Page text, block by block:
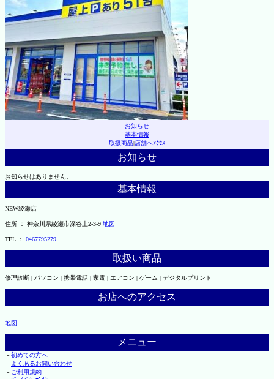
お知らせ
基本情報
取扱商品|店舗へｱｸｾｽ
お知らせ
お知らせはありません。
基本情報
NEW綾瀬店
住所 ： 神奈川県綾瀬市深谷上2-3-9 地図
TEL ： 0467795279
取扱い商品
修理診断 | パソコン | 携帯電話 | 家電 | エアコン | ゲーム | デジタルプリント
お店へのアクセス
地図
メニュー
├初めての方へ
├ よくあるお問い合わせ
├ご利用規約